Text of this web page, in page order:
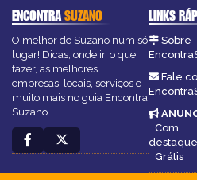
ENCONTRASUZANO
O melhor de Suzano num só
lugar! Dicas, onde ir, o que
fazer, as melhores
empresas, locais, serviços e
muito mais no guia Encontra
Suzano.
LINKS
Sobre
Fale
Com
destaque
Grátis